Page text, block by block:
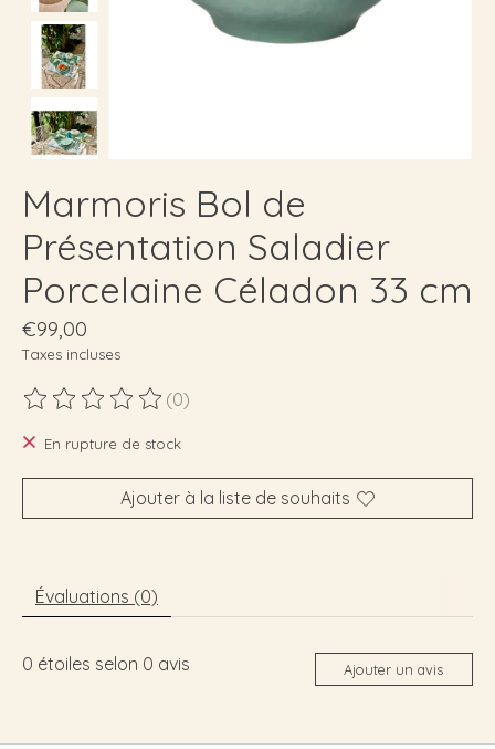
Marmoris Bol de
Présentation Saladier
Porcelaine Céladon 33 cm
€99,00
Taxes incluses
Ce produit est évalué à
(0)
En rupture de stock
Ajouter à la liste de souhaits
Évaluations (0)
0 étoiles selon 0 avis Ajouter un avis